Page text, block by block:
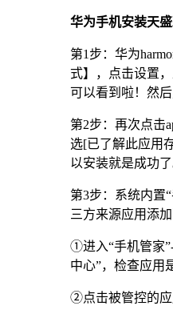
华为手机安装天
第1步：华为
式】，点击设置
可以看到啦！然
第2步：再次点击
选[已了解此应用
以安装就是成功了
第3步：系统内置
三方来源应用添
①进入“手机管家
中心”，检查应用
②点击被管控的应